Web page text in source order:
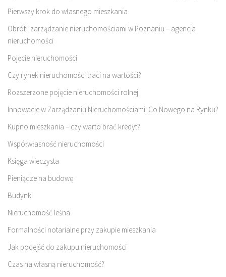
Pierwszy krok do własnego mieszkania
Obrót i zarządzanie nieruchomościami w Poznaniu – agencja
nieruchomości
Pojęcie nieruchomości
Czy rynek nieruchomości traci na wartości?
Rozszerzone pojęcie nieruchomości rolnej
Innowacje w Zarządzaniu Nieruchomościami: Co Nowego na Rynku?
Kupno mieszkania – czy warto brać kredyt?
Współwłasność nieruchomości
Księga wieczysta
Pieniądze na budowę
Budynki
Nieruchomość leśna
Formalności notarialne przy zakupie mieszkania
Jak podejść do zakupu nieruchomości
Czas na własną nieruchomość?